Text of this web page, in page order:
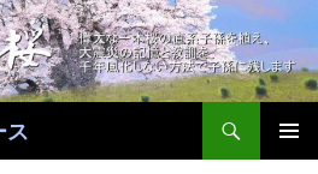
ス